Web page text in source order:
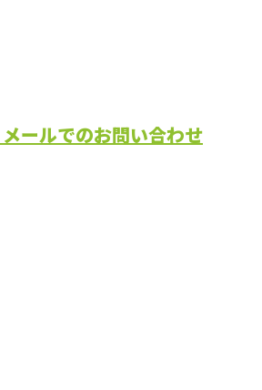
メールでのお問い合わせ